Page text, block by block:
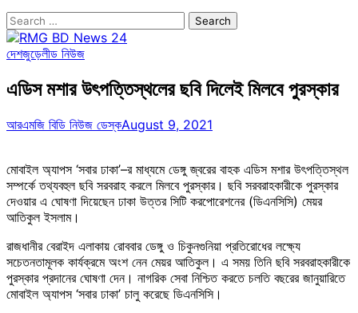
Search
for:
দেশজুড়েলীড নিউজ
এডিস মশার উৎপত্তিস্থলের ছবি দিলেই মিলবে পুরস্কার
আরএমজি বিডি নিউজ ডেস্কAugust 9, 2021
মোবাইল অ্যাপস ‘সবার ঢাকা’–র মাধ্যমে ডেঙ্গু জ্বরের বাহক এডিস মশার উৎপত্তিস্থল
সম্পর্কে তথ্যবহুল ছবি সরবরাহ করলে মিলবে পুরস্কার। ছবি সরবরাহকারীকে পুরস্কার
দেওয়ার এ ঘোষণা দিয়েছেন ঢাকা উত্তর সিটি করপোরেশনের (ডিএনসিসি) মেয়র
আতিকুল ইসলাম।
রাজধানীর বেরাইদ এলাকায় রোববার ডেঙ্গু ও চিকুনগুনিয়া প্রতিরোধের লক্ষ্যে
সচেতনতামূলক কার্যক্রমে অংশ নেন মেয়র আতিকুল। এ সময় তিনি ছবি সরবরাহকারীকে
পুরস্কার প্রদানের ঘোষণা দেন। নাগরিক সেবা নিশ্চিত করতে চলতি বছরের জানুয়ারিতে
মোবাইল অ্যাপস ‘সবার ঢাকা’ চালু করেছে ডিএনসিসি।